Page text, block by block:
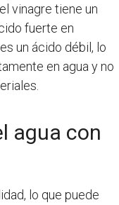
vinagre tiene un
fuerte en
un ácido débil, lo
en agua y no
agua con
lo que puede